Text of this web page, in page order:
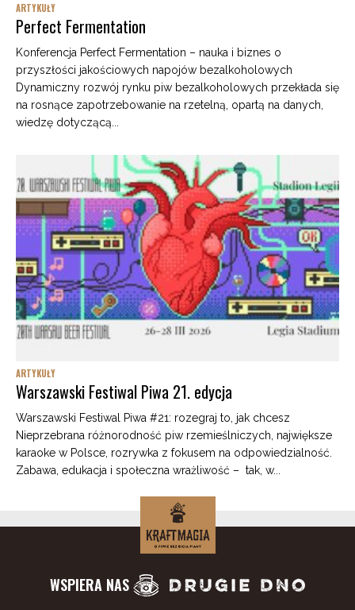
ARTYKUŁY
Perfect Fermentation
Konferencja Perfect Fermentation – nauka i biznes o
przyszłości jakościowych napojów bezalkoholowych
Dynamiczny rozwój rynku piw bezalkoholowych przekłada się
na rosnące zapotrzebowanie na rzetelną, opartą na danych,
wiedzę dotyczącą...
ARTYKUŁY
Warszawski Festiwal Piwa 21. edycja
Warszawski Festiwal Piwa #21: rozegraj to, jak chcesz
Nieprzebrana różnorodność piw rzemieślniczych, największe
karaoke w Polsce, rozrywka z fokusem na odpowiedzialność.
Zabawa, edukacja i społeczna wrażliwość – tak, w...
WSPIERA NAS